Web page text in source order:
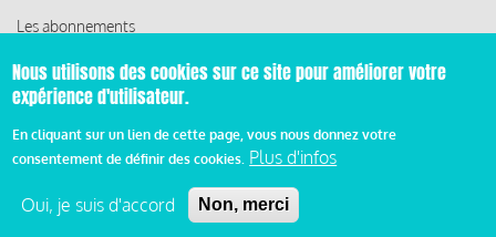
Les abonnements
Les ressources
© 2019 Miroir Social - Réalisé parCafffeine
Mentions légales et condition générale d’utilisation et
Nous utilisons des cookies sur ce site pour améliorer votre
expérience d'utilisateur.
En cliquant sur un lien de cette page, vous nous donnez votre
consentement de définir des cookies. Plus d'infos
Oui, je suis d'accord Non, merci